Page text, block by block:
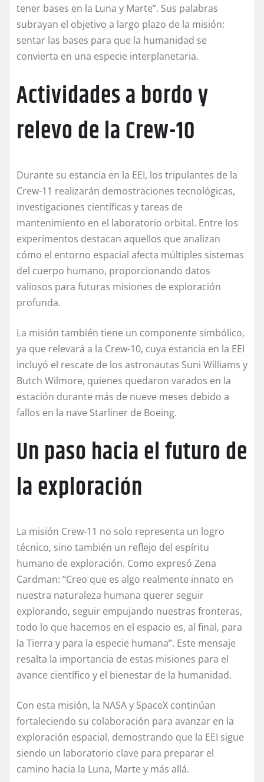
tener bases en la Luna y Marte”. Sus palabras
subrayan el objetivo a largo plazo de la misión:
sentar las bases para que la humanidad se
convierta en una especie interplanetaria.
Actividades a bordo y
relevo de la Crew-10
Durante su estancia en la EEI, los tripulantes de la
Crew-11 realizarán demostraciones tecnológicas,
investigaciones científicas y tareas de
mantenimiento en el laboratorio orbital. Entre los
experimentos destacan aquellos que analizan
cómo el entorno espacial afecta múltiples sistemas
del cuerpo humano, proporcionando datos
valiosos para futuras misiones de exploración
profunda.
La misión también tiene un componente simbólico,
ya que relevará a la Crew-10, cuya estancia en la EEI
incluyó el rescate de los astronautas Suni Williams y
Butch Wilmore, quienes quedaron varados en la
estación durante más de nueve meses debido a
fallos en la nave Starliner de Boeing.
Un paso hacia el futuro de
la exploración
La misión Crew-11 no solo representa un logro
técnico, sino también un reflejo del espíritu
humano de exploración. Como expresó Zena
Cardman: “Creo que es algo realmente innato en
nuestra naturaleza humana querer seguir
explorando, seguir empujando nuestras fronteras,
todo lo que hacemos en el espacio es, al final, para
la Tierra y para la especie humana”. Este mensaje
resalta la importancia de estas misiones para el
avance científico y el bienestar de la humanidad.
Con esta misión, la NASA y SpaceX continúan
fortaleciendo su colaboración para avanzar en la
exploración espacial, demostrando que la EEI sigue
siendo un laboratorio clave para preparar el
camino hacia la Luna, Marte y más allá.